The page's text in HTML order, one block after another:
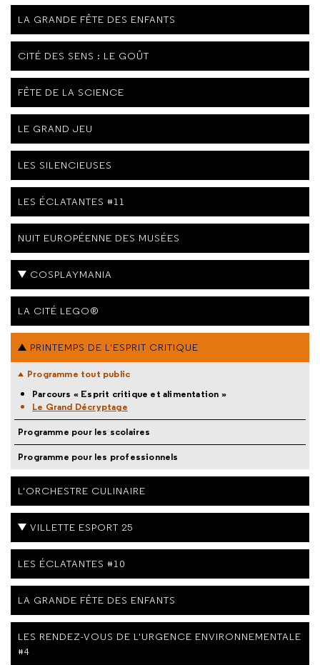
LA GRANDE FÊTE DES ENFANTS
CITÉ DES SENS : LE GOÛT
FÊTE DE LA SCIENCE
LE GRAND JEU
LES SILENCIEUSES
LES ÉCLATANTES #11
NUIT EUROPÉENNE DES MUSÉES
COSPLAYMANIA
LA CITÉ LEGO®
PRINTEMPS DE L'ESPRIT CRITIQUE
Programme tout public
Parcours « Esprit critique et alimentation »
Le Grand Décryptage
Programme pour les scolaires
Programme pour les professionnels
L'ORCHESTRE CULINAIRE
VILLETTE ESPORT 25
LES ÉCLATANTES #10
LA GRANDE FÊTE DES ENFANTS
LES RENDEZ-VOUS DE L'URGENCE ENVIRONNEMENTALE
#4